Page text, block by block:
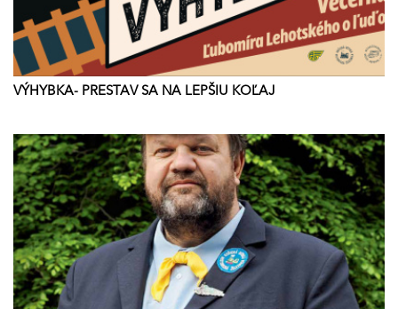
VÝHYBKA- PRESTAV SA NA LEPŠIU KOĽAJ